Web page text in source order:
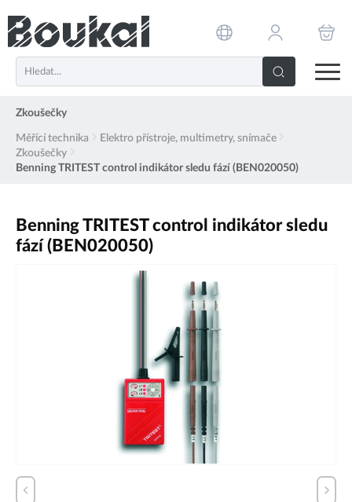
Zkoušečky
Měřící technika
Elektro přístroje, multimetry, snímače
Zkoušečky
Benning TRITEST control indikátor sledu fází (BEN020050)
Benning TRITEST control indikátor sledu
fází (BEN020050)